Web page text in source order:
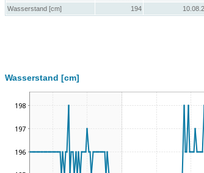
Wasserstand [cm]
194
Wasserstand [cm]